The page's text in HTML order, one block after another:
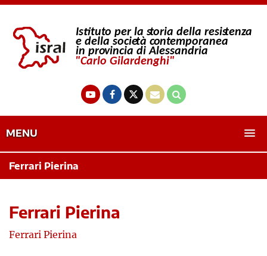
MENU
Ferrari Pierina
Ferrari Pierina
Ferrari Pierina